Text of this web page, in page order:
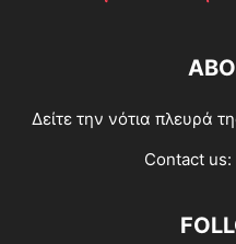
Δείτε την νότια πλευρά
Contact us: